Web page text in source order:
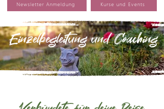
Newsletter Anmeldung Kurse und Events
Einzelbegleitung und Coaching